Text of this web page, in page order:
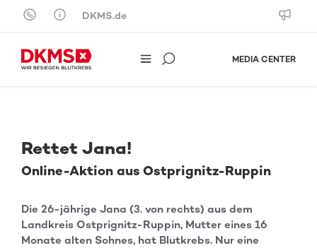
Skip to content
DKMS.de
MEDIA CENTER
Rettet Jana!
Online-Aktion aus Ostprignitz-Ruppin
Die 26-jährige Jana (3. von rechts) aus dem
Landkreis Ostprignitz-Ruppin, Mutter eines 16
Monate alten Sohnes, hat Blutkrebs. Nur eine